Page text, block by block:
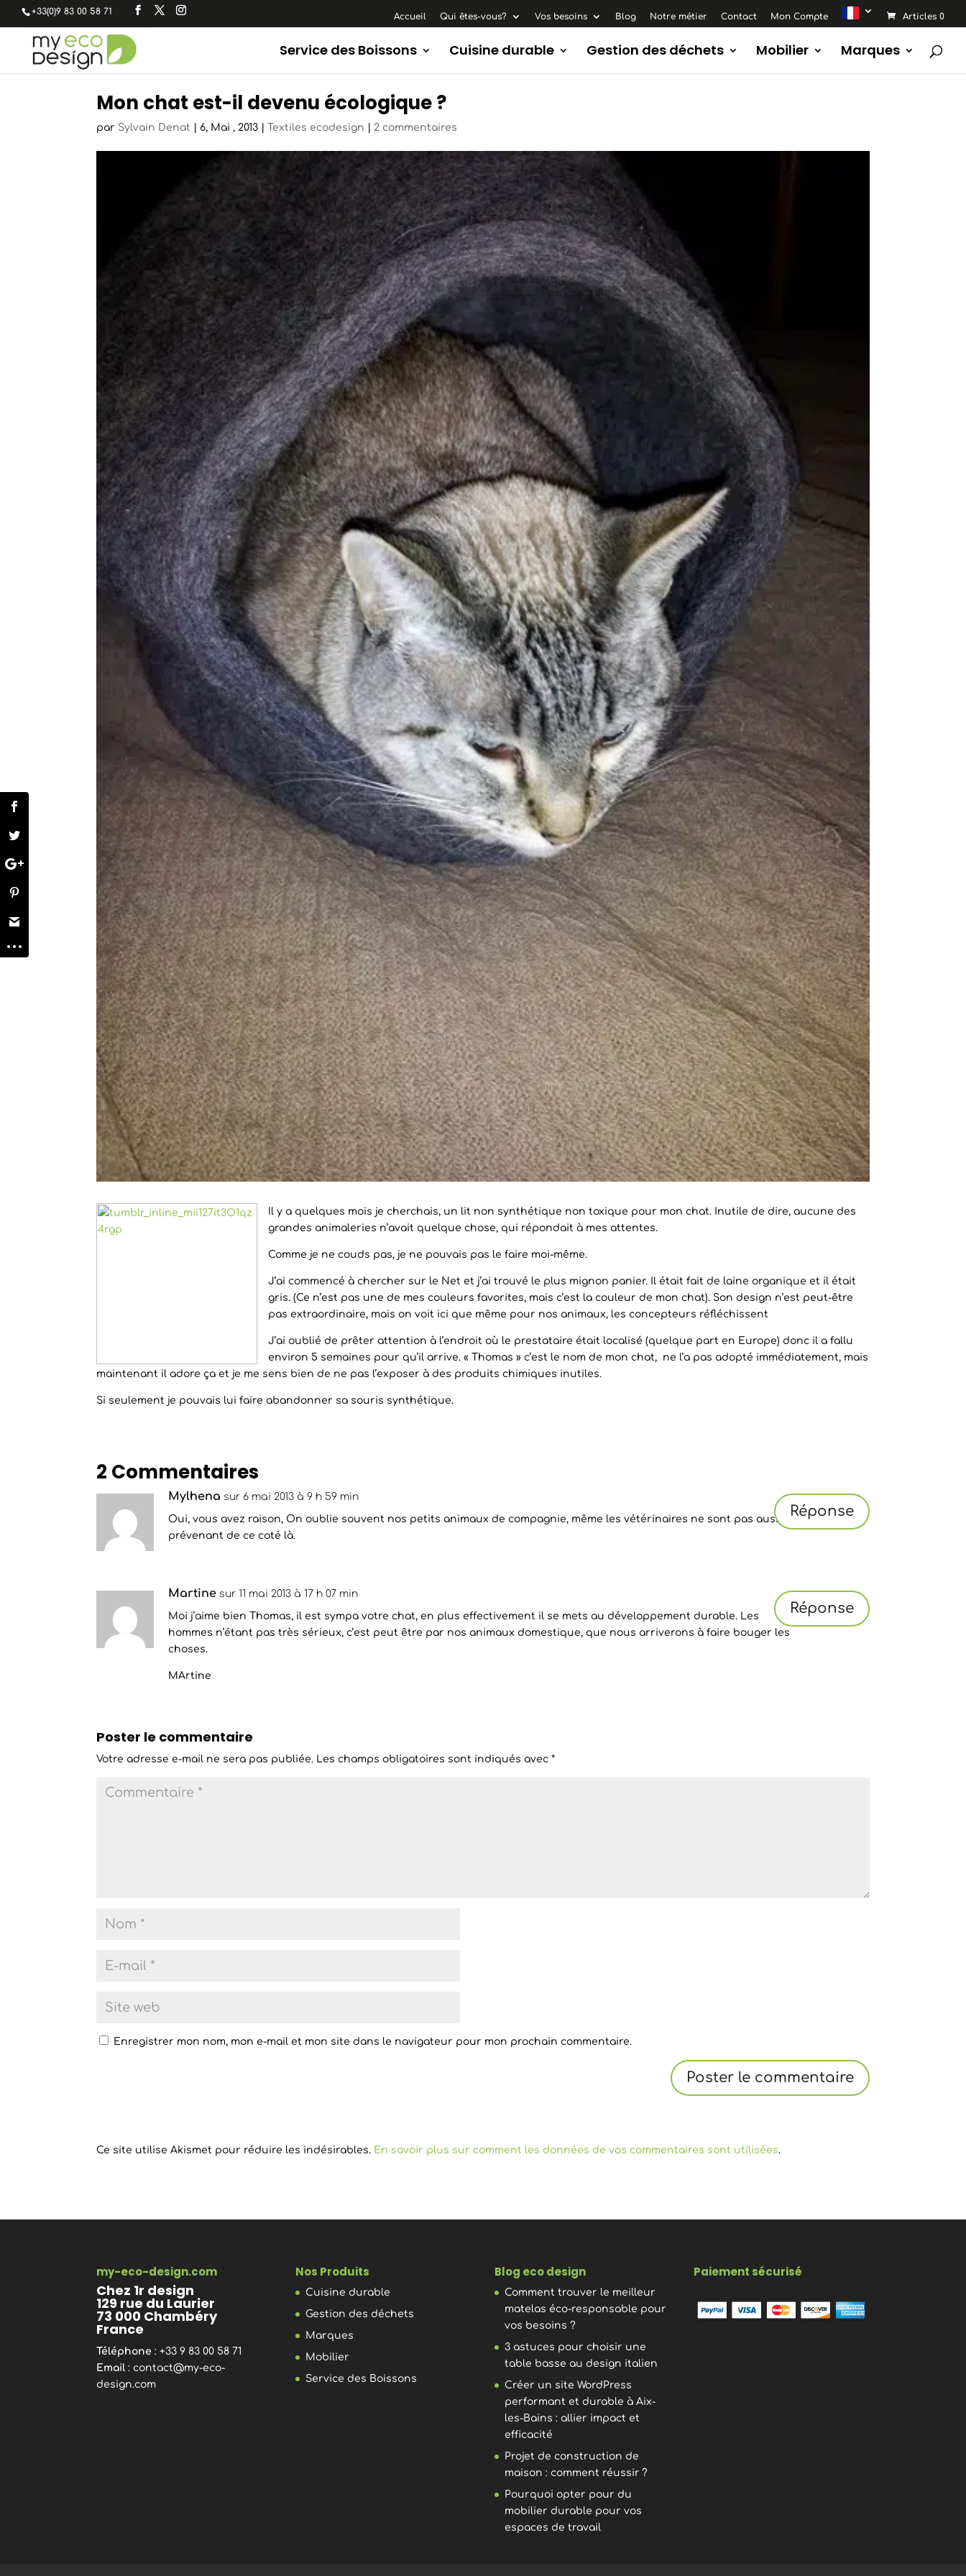
+33(0)9 83 00 58 71 Accueil Qui êtes-vous? Vos besoins Blog Notre métier Contact Mon Compte Articles 0
Service des Boissons Cuisine durable Gestion des déchets Mobilier Marques
Mon chat est-il devenu écologique ?
par Sylvain Denat 6, Mai , 2013 Textiles ecodesign 2 commentaires
Il y a quelques mois je cherchais, un lit non synthétique non toxique pour mon chat. Inutile de dire, aucune des
grandes animaleries n’avait quelque chose, qui répondait à mes attentes.
Comme je ne couds pas, je ne pouvais pas le faire moi-même.
J’ai commencé à chercher sur le Net et j’ai trouvé le plus mignon panier. Il était fait de laine organique et il était
gris. (Ce n’est pas une de mes couleurs favorites, mais c’est la couleur de mon chat). Son design n’est peut-être
pas extraordinaire, mais on voit ici que même pour nos animaux, les concepteurs réfléchissent
J’ai oublié de prêter attention à l’endroit où le prestataire était localisé (quelque part en Europe) donc il a fallu
environ 5 semaines pour qu’il arrive. « Thomas » c’est le nom de mon chat, ne l’a pas adopté immédiatement, mais
maintenant il adore ça et je me sens bien de ne pas l’exposer à des produits chimiques inutiles.
Si seulement je pouvais lui faire abandonner sa souris synthétique.
2 Commentaires
Mylhena sur 6 mai 2013 à 9 h 59 min
Oui, vous avez raison, On oublie souvent nos petits animaux de compagnie, même les vétérinaires ne sont pas aussi
prévenant de ce coté là.
Réponse
Martine sur 11 mai 2013 à 17 h 07 min
Moi j’aime bien Thomas, il est sympa votre chat, en plus effectivement il se mets au développement durable. Les
hommes n’étant pas très sérieux, c’est peut être par nos animaux domestique, que nous arriverons à faire bouger les
choses.
MArtine
Réponse
Poster le commentaire
Votre adresse e-mail ne sera pas publiée. Les champs obligatoires sont indiqués avec*
Enregistrer mon nom, mon e-mail et mon site dans le navigateur pour mon prochain commentaire.
Ce site utilise Akismet pour réduire les indésirables. En savoir plus sur comment les données de vos commentaires sont utilisées.
my-eco-design.com
Chez 1r design
129 rue du Laurier
73 000 Chambéry
France
Téléphone : +33 9 83 00 58 71
Email : contact@my-eco-
design.com
Nos Produits
Cuisine durable
Gestion des déchets
Marques
Mobilier
Service des Boissons
Blog eco design
Comment trouver le meilleur
matelas éco-responsable pour
vos besoins ?
3 astuces pour choisir une
table basse au design italien
Créer un site WordPress
performant et durable à Aix-
les-Bains : allier impact et
efficacité
Projet de construction de
maison : comment réussir ?
Pourquoi opter pour du
mobilier durable pour vos
espaces de travail
Paiement sécurisé